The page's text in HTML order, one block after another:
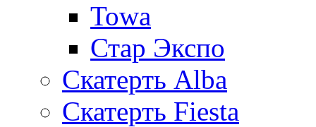
Towa
Стар Экспо
Скатерть Alba
Скатерть Fiesta